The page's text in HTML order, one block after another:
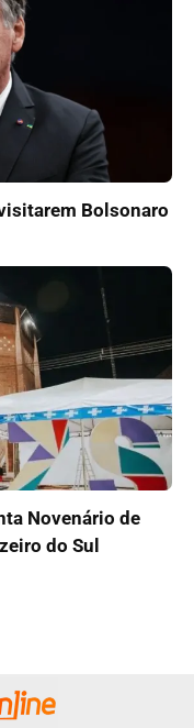
Bolsonaro
Novenário de
do Sul